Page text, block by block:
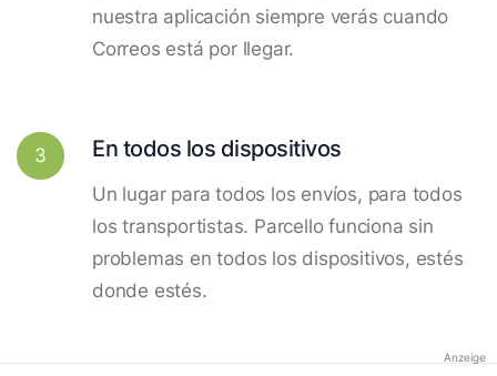
nuestra aplicación siempre verás cuando
Correos está por llegar.
3 En todos los dispositivos
Un lugar para todos los envíos, para todos
los transportistas. Parcello funciona sin
problemas en todos los dispositivos, estés
donde estés.
Anzeige